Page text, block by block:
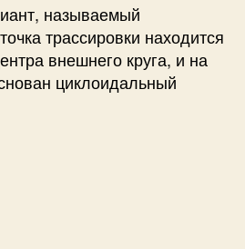
называемый
трассировки находится
внешнего круга, и на
циклоидальный